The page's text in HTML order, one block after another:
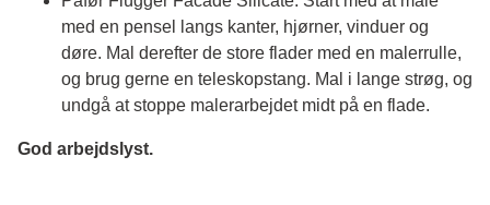
med en pensel langs kanter, hjørner, vinduer og
døre. Mal derefter de store flader med en malerrulle,
og brug gerne en teleskopstang. Mal i lange strøg, og
undgå at stoppe malerarbejdet midt på en flade.
God arbejdslyst.